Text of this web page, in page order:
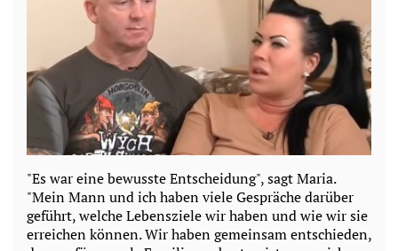
"Es war eine bewusste Entscheidung", sagt Maria.
"Mein Mann und ich haben viele Gespräche darüber
geführt, welche Lebensziele wir haben und wie wir sie
erreichen können. Wir haben gemeinsam entschieden,